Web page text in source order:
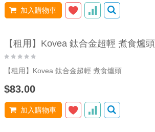
加入購物車
【租用】Kovea 鈦合金超輕 煮食爐頭
【租用】Kovea 鈦合金超輕 煮食爐頭
$83.00
加入購物車